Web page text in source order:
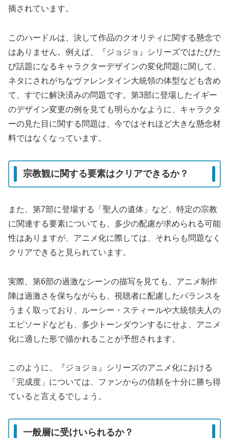
摘されています。
このハードルは、決して作品のクオリティに関する懸念で
はありません。例えば、『ジョジョ』シリーズではたびた
び話題になるキャラクターデザインの変化問題に関して、
ネタにされがちなヴァレンタイン大統領の体型なども含め
て、すでに解決済みの問題です。第3部に登場したイギー
のデザイン変更の例を見ても明らかなように、キャラクタ
ーの見た目に関する問題は、今ではそれほど大きな懸念材
料ではなくなっています。
宗教観に関する要素はクリアできるか？
また、第7部に登場する「聖人の遺体」など、特定の宗教
に関連する要素についても、多少の配慮が求められる可能
性はありますが、アニメ化に際しては、それらも問題なく
クリアできると見られています。
実際、第6部の過激なシーンの描写を見ても、アニメ制作
陣は過激さを保ちながらも、視聴者に配慮したバランスを
うまく取っており、ルーシー・スティールや大統領夫人の
エピソードなども、多少トーンダウンするにせよ、アニメ
化に適した形で描かれることが予想されます。
このように、『ジョジョ』シリーズのアニメ化における
「完成度」については、ファンからの信頼を十分に勝ち得
ていると言えるでしょう。
一般層に受けいられるか？